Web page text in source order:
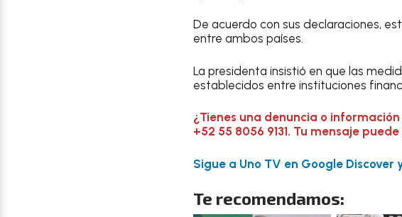
De acuerdo con sus declaraciones,
entre ambos países.
La presidenta insistió en que las
establecidos entre instituciones
¿Tienes una denuncia o
+52 55 8056 9131. Tu mensaje
Sigue a Uno TV en Google
Te recomendamos: